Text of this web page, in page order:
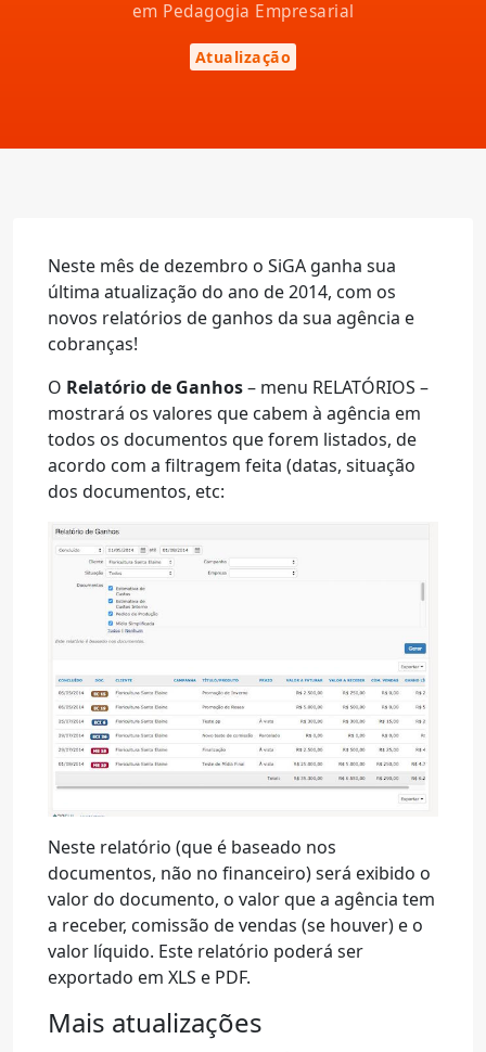
em Pedagogia Empresarial
Atualização
Neste mês de dezembro o SiGA ganha sua
última atualização do ano de 2014, com os
novos relatórios de ganhos da sua agência e
cobranças!
O Relatório de Ganhos– menu RELATÓRIOS –
mostrará os valores que cabem à agência em
todos os documentos que forem listados, de
acordo com a filtragem feita (datas, situação
dos documentos, etc:
Neste relatório (que é baseado nos
documentos, não no financeiro) será exibido o
valor do documento, o valor que a agência tem
a receber, comissão de vendas (se houver) e o
valor líquido. Este relatório poderá ser
exportado em XLS e PDF.
Mais atualizações